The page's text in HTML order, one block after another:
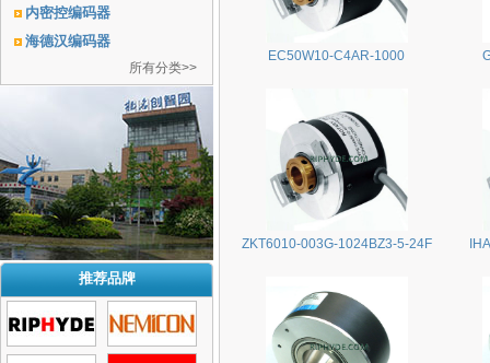
内密控编码器
海德汉编码器
所有分类>>
推荐品牌
EC50W10-C4AR-1000
ZKT6010-003G-1024BZ3-5-24F